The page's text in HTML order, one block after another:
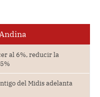
al 6%, reducir la
del Midis adelanta